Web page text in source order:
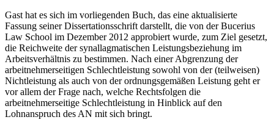
Gast hat es sich im vorliegenden Buch, das eine aktualisierte
Fassung seiner Dissertationsschrift darstellt, die von der Bucerius
Law School im Dezember 2012 approbiert wurde, zum Ziel gesetzt,
die Reichweite der synallagmatischen Leistungsbeziehung im
Arbeitsverhältnis zu bestimmen. Nach einer Abgrenzung der
arbeitnehmerseitigen Schlechtleistung sowohl von der (teilweisen)
Nichtleistung als auch von der ordnungsgemäßen Leistung geht er
vor allem der Frage nach, welche Rechtsfolgen die
arbeitnehmerseitige Schlechtleistung in Hinblick auf den
Lohnanspruch des AN mit sich bringt.